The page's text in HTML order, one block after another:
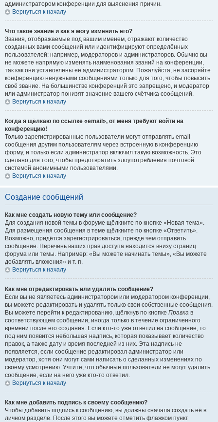
администратором конференции для выяснения причин.
Вернуться к началу
Что такое звание и как я могу изменить его?
Звания, отображаемые под вашим именем, отражают количество
созданных вами сообщений или идентифицируют определённых
пользователей: например, модераторов и администраторов. Обычно вы
не можете напрямую изменять наименования званий на конференции,
так как они установлены её администратором. Пожалуйста, не засоряйте
конференцию ненужными сообщениями только для того, чтобы повысить
своё звание. На большинстве конференций это запрещено, и модератор
или администратор понизят значение вашего счётчика сообщений.
Вернуться к началу
Когда я щёлкаю по ссылке «email», от меня требуют войти на
конференцию!
Только зарегистрированные пользователи могут отправлять email-
сообщения другим пользователям через встроенную в конференцию
форму, и только если администратор включил такую возможность. Это
сделано для того, чтобы предотвратить злоупотребления почтовой
системой анонимными пользователями.
Вернуться к началу
Создание сообщений
Как мне создать новую тему или сообщение?
Для создания новой темы в форуме щёлкните по кнопке «Новая тема».
Для размещения сообщения в теме щёлкните по кнопке «Ответить».
Возможно, придётся зарегистрироваться, прежде чем отправить
сообщение. Перечень ваших прав доступа находится внизу страниц
форума или темы. Например: «Вы можете начинать темы», «Вы можете
добавлять вложения» и т. п.
Вернуться к началу
Как мне отредактировать или удалить сообщение?
Если вы не являетесь администратором или модератором конференции,
вы можете редактировать и удалять только свои собственные сообщения.
Вы можете перейти к редактированию, щёлкнув по кнопке Правка в
соответствующем сообщении, иногда только в течение ограниченного
времени после его создания. Если кто-то уже ответил на сообщение, то
под ним появится небольшая надпись, которая показывает количество
правок, а также дату и время последней из них. Эта надпись не
появляется, если сообщение редактировал администратор или
модератор, хотя они могут сами написать о сделанных изменениях по
своему усмотрению. Учтите, что обычные пользователи не могут удалить
сообщение, если на него уже кто-то ответил.
Вернуться к началу
Как мне добавить подпись к своему сообщению?
Чтобы добавить подпись к сообщению, вы должны сначала создать её в
личном разделе. После этого вы можете отметить флажком пункт